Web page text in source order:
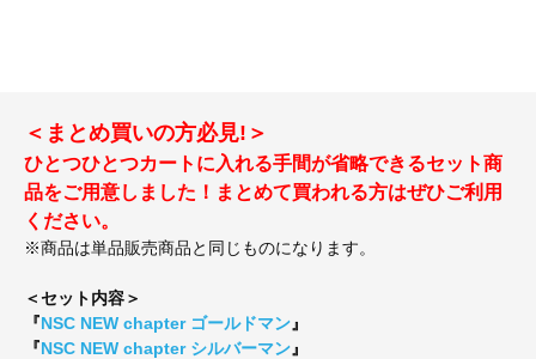
＜まとめ買いの方必見!＞
ひとつひとつカートに入れる手間が省略できるセット商
品をご用意しました！まとめて買われる方はぜひご利用
ください。
※商品は単品販売商品と同じものになります。
＜セット内容＞
『NSC NEW chapter ゴールドマン』
『NSC NEW chapter シルバーマン』